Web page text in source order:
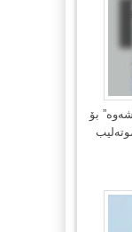
بۆ
عەبدولموتەلیب